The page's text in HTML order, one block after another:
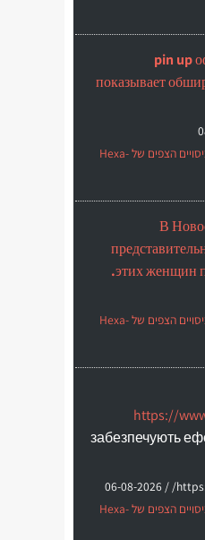
pin up
показывает
סיכום הניסוי ב'מקורות': בחינת הכיסויים הצפים של Hexa-
В
этих женщин
סיכום הניסוי ב'מקורות': בחינת הכיסויים הצפים של Hexa-
https://
забезпечують
06-08-2026
סיכום הניסוי ב'מקורות': בחינת הכיסויים הצפים של Hexa-